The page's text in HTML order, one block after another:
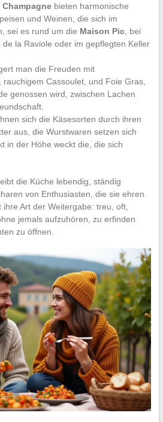
Champagnebieten harmonische
und Weinen, die sich im
sei es rund um die Maison Pic, bei
la Raviole oder im gepflegten Keller
man die Freuden mit
Cassoulet, und Foie Gras,
genossen wird, zwischen Lachen
sich die Käsesorten durch ihren
aus, die Wurstwaren setzen sich
in der Höhe weckt die, die sich
die Küche lebendig, ständig
von Enthusiasten, die sie ehren.
Art der Weitergabe: treu, oft,
jemals aufzuhören, zu erfinden
zu öffnen.